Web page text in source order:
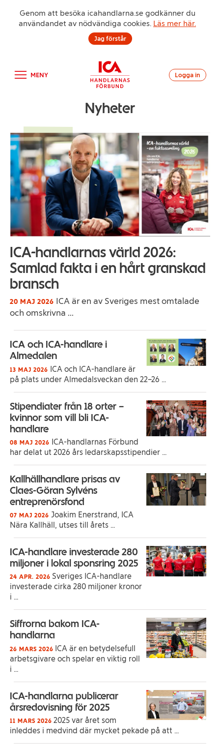
Genom att besöka icahandlarna.se godkänner du
användandet av nödvändiga cookies. Läs mer här.
Jag förstår
MENY Logga in
Nyheter
ICA-handlarnas värld 2026:
Samlad fakta i en hårt granskad
bransch
20 MAJ 2026 ICA är en av Sveriges mest omtalade
och omskrivna ...
ICA och ICA-handlare i
Almedalen
13 MAJ 2026 ICA och ICA-handlare är
på plats under Almedalsveckan den 22–26 ...
Stipendiater från 18 orter –
kvinnor som vill bli ICA-
handlare
08 MAJ 2026 ICA-handlarnas Förbund
har delat ut 2026 års ledarskapsstipendier ...
Kallhällhandlare prisas av
Claes-Göran Sylvéns
entreprenörsfond
07 MAJ 2026 Joakim Enerstrand, ICA
Nära Kallhäll, utses till årets ...
ICA-handlare investerade 280
miljoner i lokal sponsring 2025
24 APR. 2026 Sveriges ICA-handlare
investerade cirka 280 miljoner kronor
i ...
Siffrorna bakom ICA-
handlarna
26 MARS 2026 ICA är en betydelsefull
arbetsgivare och spelar en viktig roll
i ...
ICA-handlarna publicerar
årsredovisning för 2025
11 MARS 2026 2025 var året som
inleddes i medvind där mycket pekade på att ...